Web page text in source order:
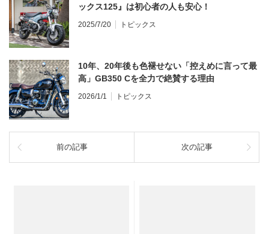
ックス125』は初心者の人も安心！
2025/7/20 トピックス
10年、20年後も色褪せない「控えめに言って最
高」GB350 Cを全力で絶賛する理由
2026/1/1 トピックス
前の記事 次の記事